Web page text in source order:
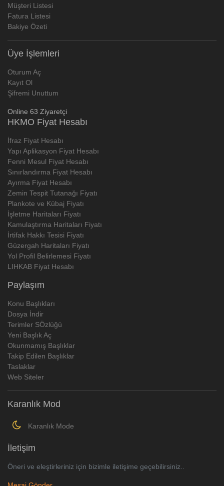
Müşteri Listesi
Fatura Listesi
Bakiye Özeti
Üye İşlemleri
Oturum Aç
Kayıt Ol
Şifremi Unuttum
Online 63 Ziyaretçi
HKMO Fiyat Hesabı
İfraz Fiyat Hesabı
Yapı Aplikasyon Fiyat Hesabı
Fenni Mesul Fiyat Hesabı
Sınırlandırma Fiyat Hesabı
Ayırma Fiyat Hesabı
Zemin Tespit Tutanağı Fiyatı
Plankote ve Kübaj Fiyatı
İşletme Haritaları Fiyatı
Kamulaştırma Haritaları Fiyatı
İrtifak Hakkı Tesisi Fiyatı
Güzergah Haritaları Fiyatı
Yol Profil Belirlemesi Fiyatı
LIHKAB Fiyat Hesabı
Paylaşım
Konu Başlıkları
Dosya İndir
Terimler SÖzlüğü
Yeni Başlık Aç
Okunmamış Başlıklar
Takip Edilen Başlıklar
Taslaklar
Web Siteler
Karanlık Mod
Karanlık Mode
İletişim
Öneri ve eleştirleriniz için bizimle iletişime geçebilirsiniz..